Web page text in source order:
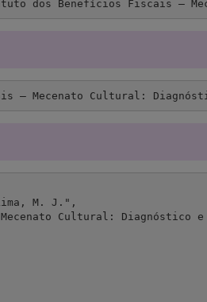
dos Benefícios Fiscais –
Mecenato Cultural: